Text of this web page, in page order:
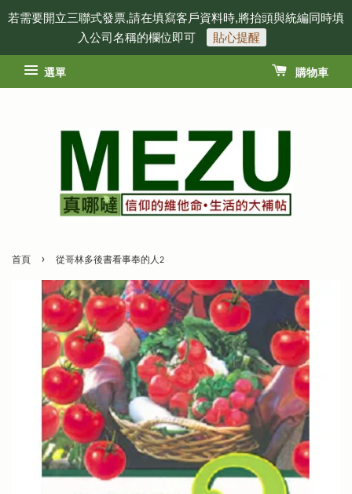
若需要開立三聯式發票,請在填寫客戶資料時,將抬頭與統編同時填
入公司名稱的欄位即可
貼心提醒
選單 購物車
首頁 › 從哥林多後書看事奉的人2